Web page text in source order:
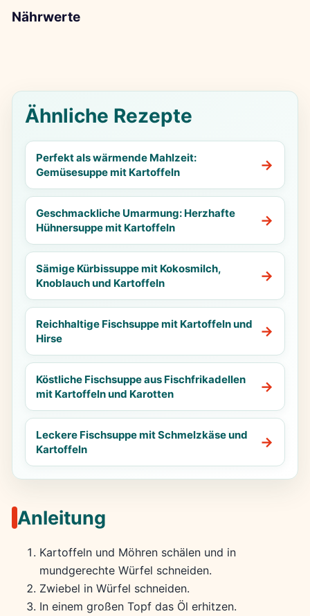
Nährwerte
Ähnliche Rezepte
Perfekt als wärmende Mahlzeit:
Gemüsesuppe mit Kartoffeln
Geschmackliche Umarmung: Herzhafte
Hühnersuppe mit Kartoffeln
Sämige Kürbissuppe mit Kokosmilch,
Knoblauch und Kartoffeln
Reichhaltige Fischsuppe mit Kartoffeln und
Hirse
Köstliche Fischsuppe aus Fischfrikadellen
mit Kartoffeln und Karotten
Leckere Fischsuppe mit Schmelzkäse und
Kartoffeln
Anleitung
Kartoffeln und Möhren schälen und in
mundgerechte Würfel schneiden.
Zwiebel in Würfel schneiden.
In einem großen Topf das Öl erhitzen.